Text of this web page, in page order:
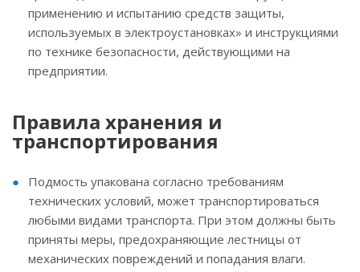
применению и испытанию средств защиты,
используемых в электроустановках» и инструкциями
по технике безопасности, действующими на
предприятии.
Правила хранения и
транспортирования
Подмость упакована согласно требованиям
технических условий, может транспортироваться
любыми видами транспорта. При этом должны быть
приняты меры, предохраняющие лестницы от
механических повреждений и попадания влаги.